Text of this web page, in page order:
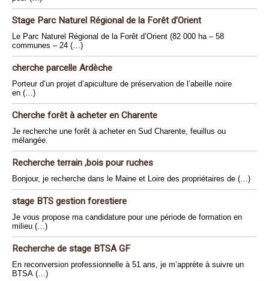
Stage Parc Naturel Régional de la Forêt d’Orient
Le Parc Naturel Régional de la Forêt d’Orient (82 000 ha – 58
communes – 24 (…)
cherche parcelle Ardèche
Porteur d’un projet d’apiculture de préservation de l’abeille noire
en (…)
Cherche forêt à acheter en Charente
Je recherche une forêt à acheter en Sud Charente, feuillus ou
mélangée.
Recherche terrain ,bois pour ruches
Bonjour, je recherche dans le Maine et Loire des propriétaires de (…)
stage BTS gestion forestiere
Je vous propose ma candidature pour une période de formation en
milieu (…)
Recherche de stage BTSA GF
En reconversion professionnelle à 51 ans, je m’apprète à suivre un
BTSA (…)